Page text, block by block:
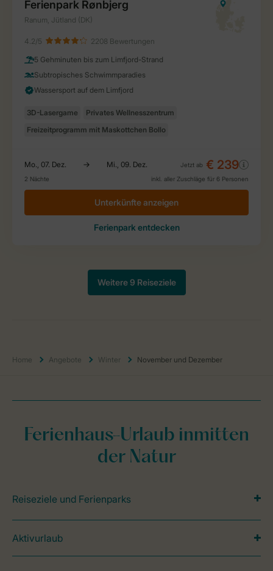
Home Angebote Winter November und Dezember
Ferienhaus-Urlaub inmitten
der Natur
Reiseziele und Ferienparks
Aktivurlaub